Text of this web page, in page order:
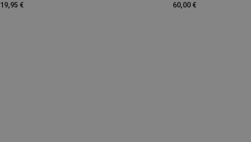
19,95 €
60,00 €